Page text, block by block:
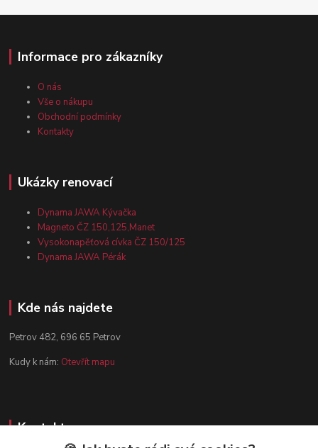
Informace pro zákazníky
O nás
Vše o nákupu
Obchodní podmínky
Kontakty
Ukázky renovací
Dynama JAWA Kývačka
Magneto ČZ 150,125,Manet
Vysokonapěťová cívka ČZ 150/125
Dynama JAWA Pérák
Kde nás najdete
Petrov 482, 696 65 Petrov
Kudy k nám: Otevřít mapu
Kontakty